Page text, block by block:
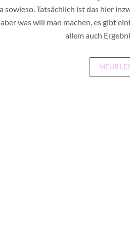
sowieso. Tatsächlich ist das hier
was will man machen, es gibt
allem auch
MEHR